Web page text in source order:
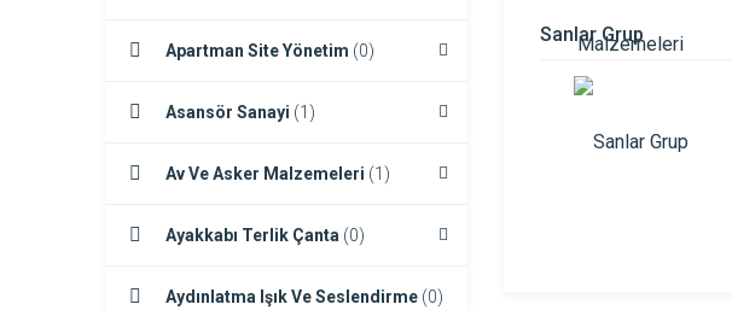
Apartman Site Yönetim (0)
Asansör Sanayi (1)
Av Ve Asker Malzemeleri (1)
Ayakkabı Terlik Çanta (0)
Aydınlatma Işık Ve Seslendirme (0)
Sanlar Grup